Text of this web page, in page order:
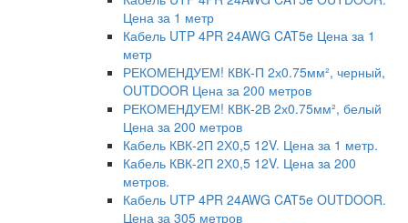
Цена за 1 метр
Кабель UTP 4PR 24AWG CAT5e Цена за 1
метр
РЕКОМЕНДУЕМ! КВК-П 2х0.75мм², черный,
OUTDOOR Цена за 200 метров
РЕКОМЕНДУЕМ! КВК-2В 2х0.75мм², белый
Цена за 200 метров
Кабель КВК-2П 2Х0,5 12V. Цена за 1 метр.
Кабель КВК-2П 2Х0,5 12V. Цена за 200
метров.
Кабель UTP 4PR 24AWG CAT5e OUTDOOR.
Цена за 305 метров